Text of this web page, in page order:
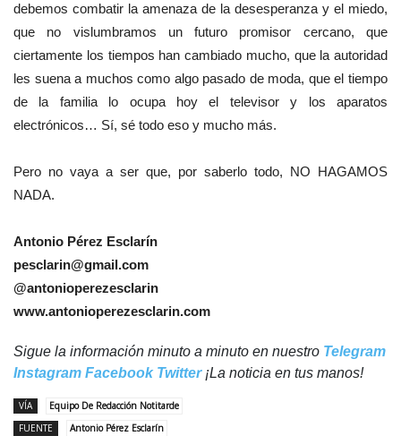
debemos combatir la amenaza de la desesperanza y el miedo,
que no vislumbramos un futuro promisor cercano, que
ciertamente los tiempos han cambiado mucho, que la autoridad
les suena a muchos como algo pasado de moda, que el tiempo
de la familia lo ocupa hoy el televisor y los aparatos
electrónicos… Sí, sé todo eso y mucho más.
Pero no vaya a ser que, por saberlo todo, NO HAGAMOS
NADA.
Antonio Pérez Esclarín
pesclarin@gmail.com
@antonioperezesclarin
www.antonioperezesclarin.com
Sigue la información minuto a minuto en nuestro Telegram
Instagram Facebook Twitter¡La noticia en tus manos!
VÍA
Equipo De Redacción Notitarde
FUENTE
Antonio Pérez Esclarín